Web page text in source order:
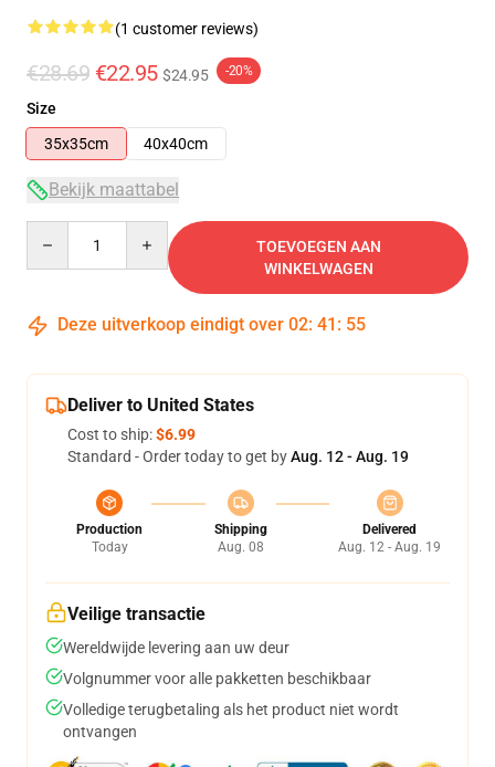
(1 customer reviews)
€28.69 €22.95 $24.95 -20%
Size
35x35cm
40x40cm
Bekijk maattabel
TOEVOEGEN AAN
WINKELWAGEN
Deze uitverkoop eindigt over 02: 41 : 55
Deliver to United States
Cost to ship:$6.99
Standard - Order today to get byAug. 12 - Aug. 19
Production
Today
Shipping
Aug. 08
Delivered
Aug. 12 - Aug. 19
Veilige transactie
Wereldwijde levering aan uw deur
Volgnummer voor alle pakketten beschikbaar
Volledige terugbetaling als het product niet wordt
ontvangen